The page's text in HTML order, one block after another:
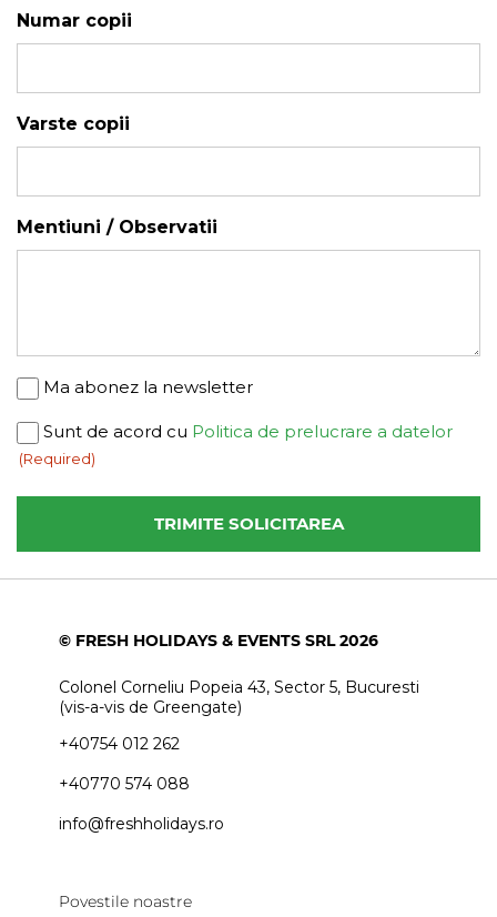
Numar copii
Varste copii
Mentiuni / Observatii
Newsletter
Ma abonez la newsletter
Consent
(Required)
Sunt de acord cu Politica de prelucrare a datelor
(Required)
© FRESH HOLIDAYS & EVENTS SRL 2026
Colonel Corneliu Popeia 43, Sector 5, Bucuresti
(vis-a-vis de Greengate)
+40754 012 262
+40770 574 088
info@freshholidays.ro
Povestile noastre